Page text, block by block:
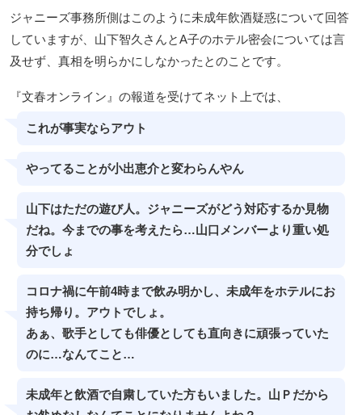
ジャニーズ事務所側はこのように未成年飲酒疑惑について回答
していますが、山下智久さんとA子のホテル密会については言
及せず、真相を明らかにしなかったとのことです。
『文春オンライン』の報道を受けてネット上では、
これが事実ならアウト
やってることが小出恵介と変わらんやん
山下はただの遊び人。ジャニーズがどう対応するか見物
だね。今までの事を考えたら…山口メンバーより重い処
分でしょ
コロナ禍に午前4時まで飲み明かし、未成年をホテルにお
持ち帰り。アウトでしょ。
あぁ、歌手としても俳優としても直向きに頑張っていた
のに…なんてこと…
未成年と飲酒で自粛していた方もいました。山Ｐだから